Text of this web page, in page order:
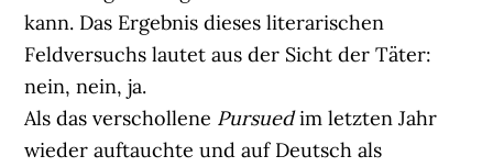
kann. Das Ergebnis dieses literarischen
Feldversuchs lautet aus der Sicht der Täter:
nein, nein, ja.
Als das verschollene Pursuedim letzten Jahr
wieder auftauchte und auf Deutsch als